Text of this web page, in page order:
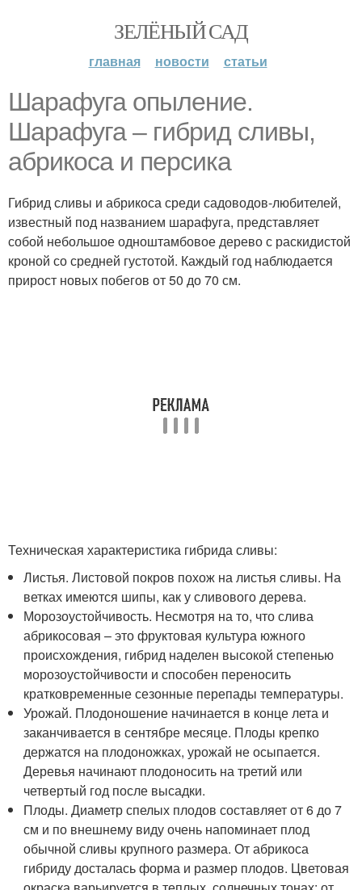
ЗЕЛЁНЫЙ САД
главная новости статьи
Шарафуга опыление.
Шарафуга – гибрид сливы,
абрикоса и персика
Гибрид сливы и абрикоса среди садоводов-любителей,
известный под названием шарафуга, представляет
собой небольшое одноштамбовое дерево с раскидистой
кроной со средней густотой. Каждый год наблюдается
прирост новых побегов от 50 до 70 см.
Техническая характеристика гибрида сливы:
Листья. Листовой покров похож на листья сливы. На
ветках имеются шипы, как у сливового дерева.
Морозоустойчивость. Несмотря на то, что слива
абрикосовая – это фруктовая культура южного
происхождения, гибрид наделен высокой степенью
морозоустойчивости и способен переносить
кратковременные сезонные перепады температуры.
Урожай. Плодоношение начинается в конце лета и
заканчивается в сентябре месяце. Плоды крепко
держатся на плодоножках, урожай не осыпается.
Деревья начинают плодоносить на третий или
четвертый год после высадки.
Плоды. Диаметр спелых плодов составляет от 6 до 7
см и по внешнему виду очень напоминает плод
обычной сливы крупного размера. От абрикоса
гибриду досталась форма и размер плодов. Цветовая